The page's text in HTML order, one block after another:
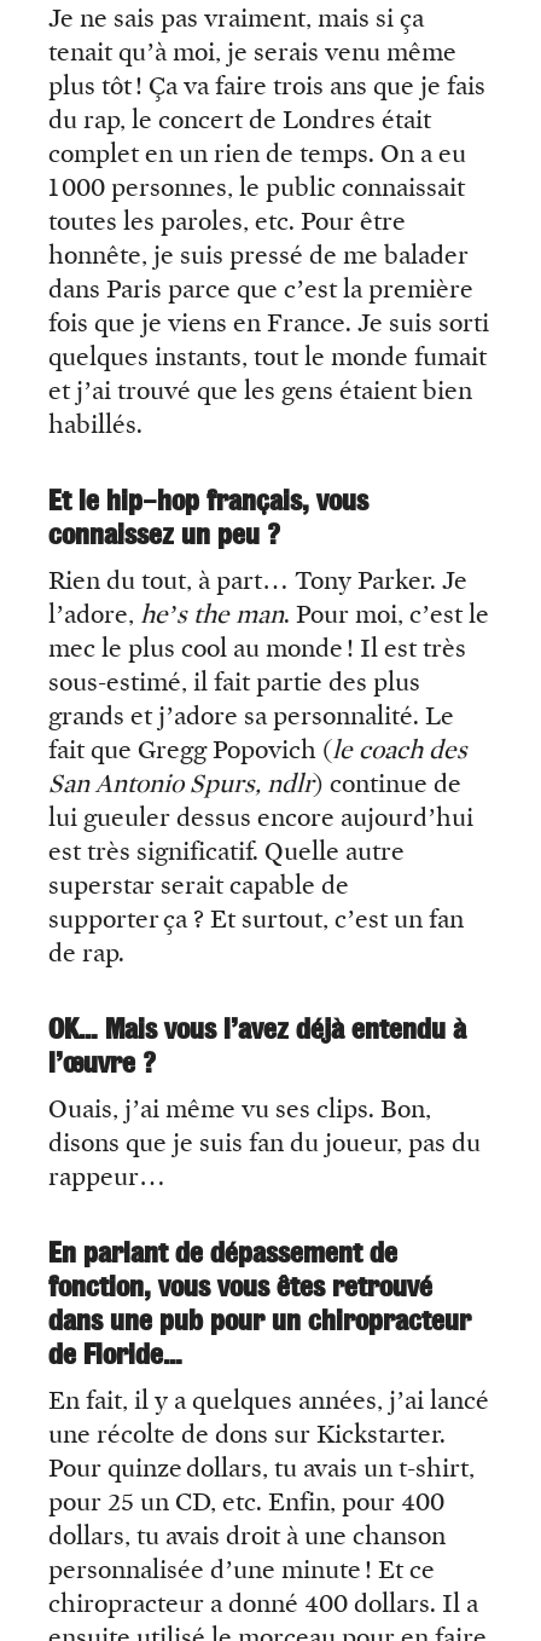
Je ne sais pas vraiment, mais si ça
tenait qu’à moi, je serais venu même
plus tôt ! Ça va faire trois ans que je fais
du rap, le concert de Londres était
complet en un rien de temps. On a eu
1 000 personnes, le public connaissait
toutes les paroles, etc. Pour être
honnête, je suis pressé de me balader
dans Paris parce que c’est la première
fois que je viens en France. Je suis sorti
quelques instants, tout le monde fumait
et j’ai trouvé que les gens étaient bien
habillés.
Et le hip-hop français, vous
connaissez un peu ?
Rien du tout, à part… Tony Parker. Je
l’adore, he’s the man. Pour moi, c’est le
mec le plus cool au monde ! Il est très
sous-estimé, il fait partie des plus
grands et j’adore sa personnalité. Le
fait que Gregg Popovich (le coach des
San Antonio Spurs, ndlr) continue de
lui gueuler dessus encore aujourd’hui
est très significatif. Quelle autre
superstar serait capable de
supporter ça ? Et surtout, c’est un fan
de rap.
OK… Mais vous l’avez déjà entendu à
l’œuvre ?
Ouais, j’ai même vu ses clips. Bon,
disons que je suis fan du joueur, pas du
rappeur…
En parlant de dépassement de
fonction, vous vous êtes retrouvé
dans une pub pour un chiropracteur
de Floride…
En fait, il y a quelques années, j’ai lancé
une récolte de dons sur Kickstarter.
Pour quinze dollars, tu avais un t-shirt,
pour 25 un CD, etc. Enfin, pour 400
dollars, tu avais droit à une chanson
personnalisée d’une minute ! Et ce
chiropracteur a donné 400 dollars. Il a